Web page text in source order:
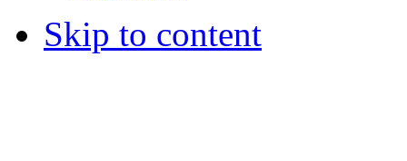
Skip to content